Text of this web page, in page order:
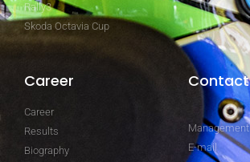
Rally3
Skoda Octavia Cup
Career
Career
Results
Biography
Contact
Management
E-mail